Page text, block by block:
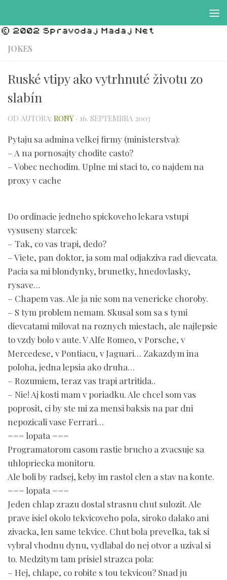
JOKES
Ruské vtipy ako vytrhnuté životu zo
slabín
OD AUTORA: RONY · 16. SEPTEMBRA 2003
Pytaju sa admina velkej firmy (ministerstva):
– A na pornosajty chodite casto?
– Vobec nechodim. Uplne mi staci to, co najdem na
proxy v cache
Do ordinacie jedneho spickoveho lekara vstupi
vysuseny starcek:
– Tak, co vas trapi, dedo?
– Viete, pan doktor, ja som mal odjakziva rad dievcata.
Pacia sa mi blondynky, brunetky, hnedovlasky,
rysave…
– Chapem vas. Ale ja nie som na venericke choroby.
– S tym problem nemam. Skusal som sa s tymi
dievcatami milovat na roznych miestach, ale najlepsie
to vzdy bolo v aute. V Alfe Romeo, v Porsche, v
Mercedese, v Pontiacu, v Jaguari… Zakazdym ina
poloha, jedna lepsia ako druha…
– Rozumiem, teraz vas trapi artritida..
– Nie! Aj kosti mam v poriadku. Ale chcel som vas
poprosit, ci by ste mi za mensi baksis na par dni
nepozicali vase Ferrari…
=== lopata ===
Programatorom casom rastie brucho a zvacsuje sa
uhlopriecka monitoru.
Ale boli by radsej, keby im rastol clen a stav na konte.
=== lopata ===
Jeden chlap zrazu dostal strasnu chut sulozit. Ale
prave isiel okolo tekvicoveho pola, siroko dalako ani
zivacka, len same tekvice. Chut bola prevelka, tak si
vybral vhodnu dynu, vydlabal do nej otvor a uzival si
to. Medzitym tam prisiel strazca pola:
– Hej, chlape, co robite s tou tekvicou? Snad ju